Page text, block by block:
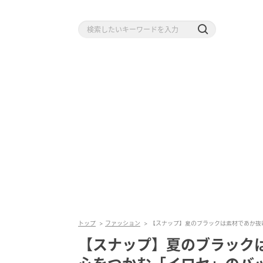
トップ ファッション 【スナップ】夏のブラックは素材であか
【スナップ】夏のブラッ